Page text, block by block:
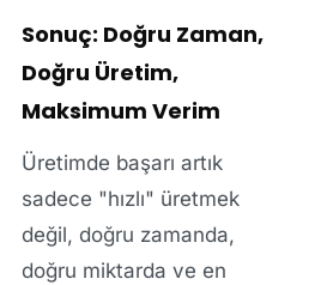
Sonuç: Doğru Zaman,
Doğru Üretim,
Maksimum Verim
Üretimde başarı artık
sadece "hızlı" üretmek
değil, doğru zamanda,
doğru miktarda ve en